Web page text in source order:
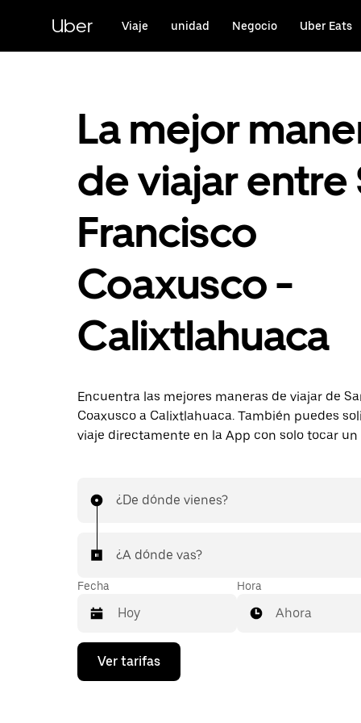
contenido
principal
Uber Viaje unidad Negocio Uber Eats
La mejor
de viajar entre
Francisco
Coaxusco -
Calixtlahuaca
Encuentra las mejores maneras de viajar de
Coaxusco a Calixtlahuaca. También puedes
viaje directamente en la App con solo tocar un
¿De dónde vienes?
¿A dónde vas?
Fecha
Presiona
flecha
Hora
Ahora
Ver tarifas